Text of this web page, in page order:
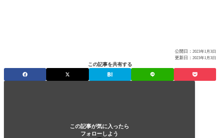
公開日： 2023年1月3日
更新日： 2023年1月3日
この記事を共有する
この記事が気に入ったら
フォローしよう